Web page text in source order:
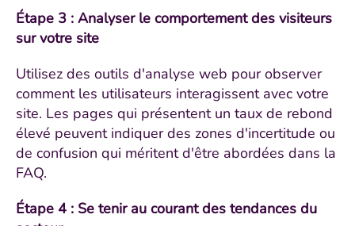
Étape 3 : Analyser le comportement des visiteurs
sur votre site
Utilisez des outils d'analyse web pour observer
comment les utilisateurs interagissent avec votre
site. Les pages qui présentent un taux de rebond
élevé peuvent indiquer des zones d'incertitude ou
de confusion qui méritent d'être abordées dans la
FAQ.
Étape 4 : Se tenir au courant des tendances du